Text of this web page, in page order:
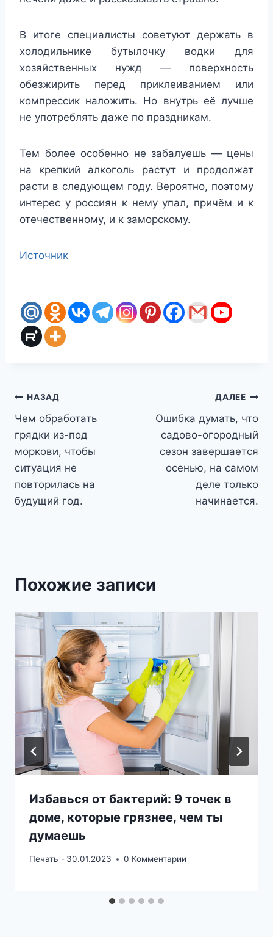
В итоге специалисты советуют держать в
холодильнике бутылочку водки для
хозяйственных нужд — поверхность
обезжирить перед приклеиванием или
компрессик наложить. Но внутрь её лучше
не употреблять даже по праздникам.
Тем более особенно не забалуешь — цены
на крепкий алкоголь растут и продолжат
расти в следующем году. Вероятно, поэтому
интерес у россиян к нему упал, причём и к
отечественному, и к заморскому.
Источник
Навигация
по
записям
НАЗАД
Чем обработать
грядки из-под
моркови, чтобы
ситуация не
повторилась на
будущий год.
ДАЛЕЕ
Ошибка думать, что
садово-огородный
сезон завершается
осенью, на самом
деле только
начинается.
Похожие записи
Избавься от бактерий: 9 точек в
доме, которые грязнее, чем ты
думаешь
Печать - 30.01.2023 0 Комментарии